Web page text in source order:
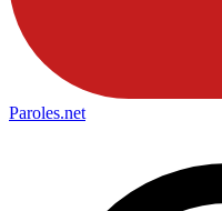
Paroles.net